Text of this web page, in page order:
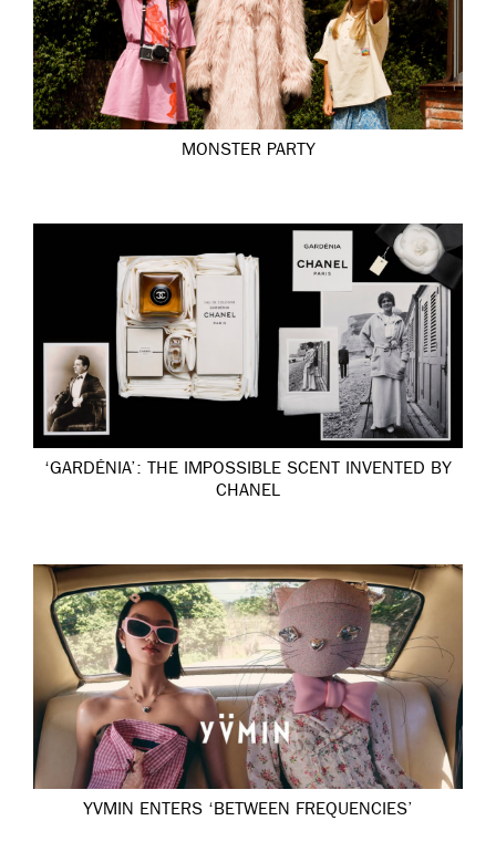
MONSTER PARTY
‘GARDÉNIA’: THE IMPOSSIBLE SCENT INVENTED BY
CHANEL
YVMIN ENTERS ‘BETWEEN FREQUENCIES’